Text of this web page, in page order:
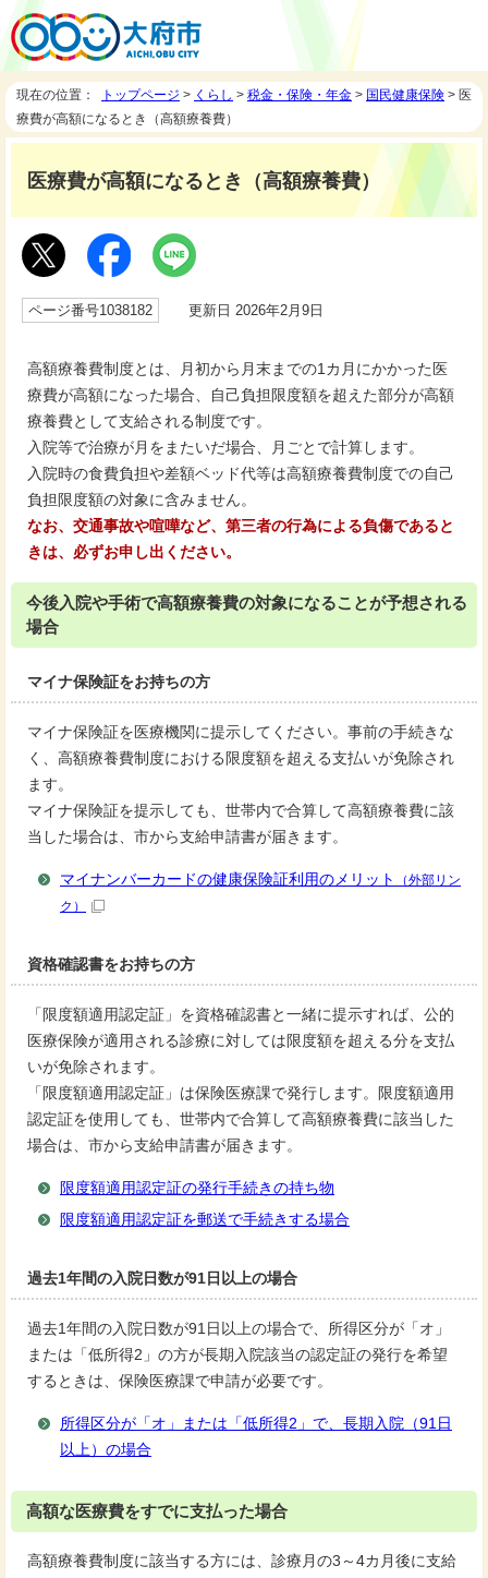
現在の位置： トップページ > くらし > 税金・保険・年金 > 国民健康保険 > 医
療費が高額になるとき（高額療養費）
医療費が高額になるとき（高額療養費）
ページ番号1038182 更新日 2026年2月9日
高額療養費制度とは、月初から月末までの1カ月にかかった医
療費が高額になった場合、自己負担限度額を超えた部分が高額
療養費として支給される制度です。
入院等で治療が月をまたいだ場合、月ごとで計算します。
入院時の食費負担や差額ベッド代等は高額療養費制度での自己
負担限度額の対象に含みません。
なお、交通事故や喧嘩など、第三者の行為による負傷であると
きは、必ずお申し出ください。
今後入院や手術で高額療養費の対象になることが予想される
場合
マイナ保険証をお持ちの方
マイナ保険証を医療機関に提示してください。事前の手続きな
く、高額療養費制度における限度額を超える支払いが免除され
ます。
マイナ保険証を提示しても、世帯内で合算して高額療養費に該
当した場合は、市から支給申請書が届きます。
マイナンバーカードの健康保険証利用のメリット
（外部リン
ク）
資格確認書をお持ちの方
「限度額適用認定証」を資格確認書と一緒に提示すれば、公的
医療保険が適用される診療に対しては限度額を超える分を支払
いが免除されます。
「限度額適用認定証」は保険医療課で発行します。限度額適用
認定証を使用しても、世帯内で合算して高額療養費に該当した
場合は、市から支給申請書が届きます。
限度額適用認定証の発行手続きの持ち物
限度額適用認定証を郵送で手続きする場合
過去1年間の入院日数が91日以上の場合
過去1年間の入院日数が91日以上の場合で、所得区分が「オ」
または「低所得2」の方が長期入院該当の認定証の発行を希望
するときは、保険医療課で申請が必要です。
所得区分が「オ」または「低所得2」で、長期入院（91日
以上）の場合
高額な医療費をすでに支払った場合
高額療養費制度に該当する方には、診療月の3～4カ月後に支給